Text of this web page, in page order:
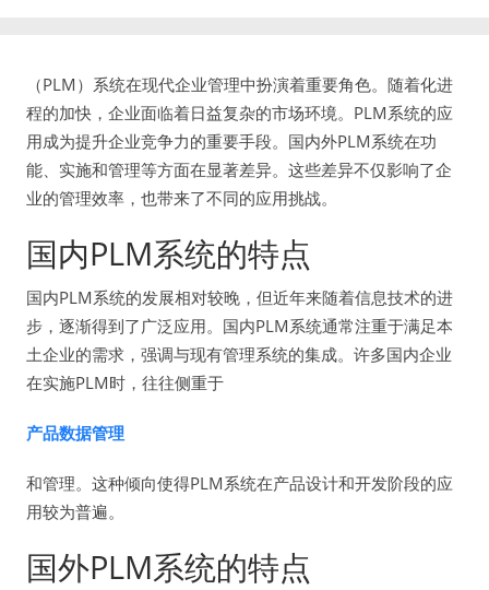
（PLM）系统在现代企业管理中扮演着重要角色。随着化进
程的加快，企业面临着日益复杂的市场环境。PLM系统的应
用成为提升企业竞争力的重要手段。国内外PLM系统在功
能、实施和管理等方面在显著差异。这些差异不仅影响了企
业的管理效率，也带来了不同的应用挑战。
国内PLM系统的特点
国内PLM系统的发展相对较晚，但近年来随着信息技术的进
步，逐渐得到了广泛应用。国内PLM系统通常注重于满足本
土企业的需求，强调与现有管理系统的集成。许多国内企业
在实施PLM时，往往侧重于
产品数据管理
和管理。这种倾向使得PLM系统在产品设计和开发阶段的应
用较为普遍。
国外PLM系统的特点